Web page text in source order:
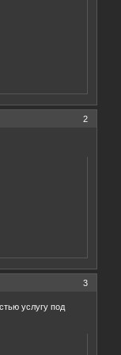
2
3
услугу под